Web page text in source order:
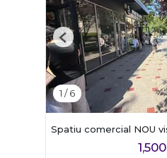
1 /6
Previous
Spatiu comercial NOU